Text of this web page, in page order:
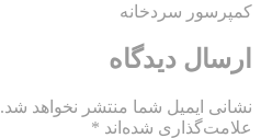
کمپرسور سردخانه
ارسال دیدگاه
نشانی ایمیل شما منتشر نخواهد شد.
علامت‌گذاری شده‌اند *